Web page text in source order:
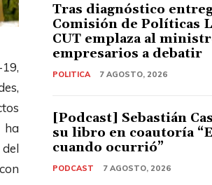
ha
Tras diagnóstico
Comisión de Políticas
CUT emplaza al
empresarios a debatir
POLITICA 7 AGOSTO, 2026
[Podcast] Sebastián
su libro en coautoría
cuando ocurrió”
PODCAST 7 AGOSTO, 2026